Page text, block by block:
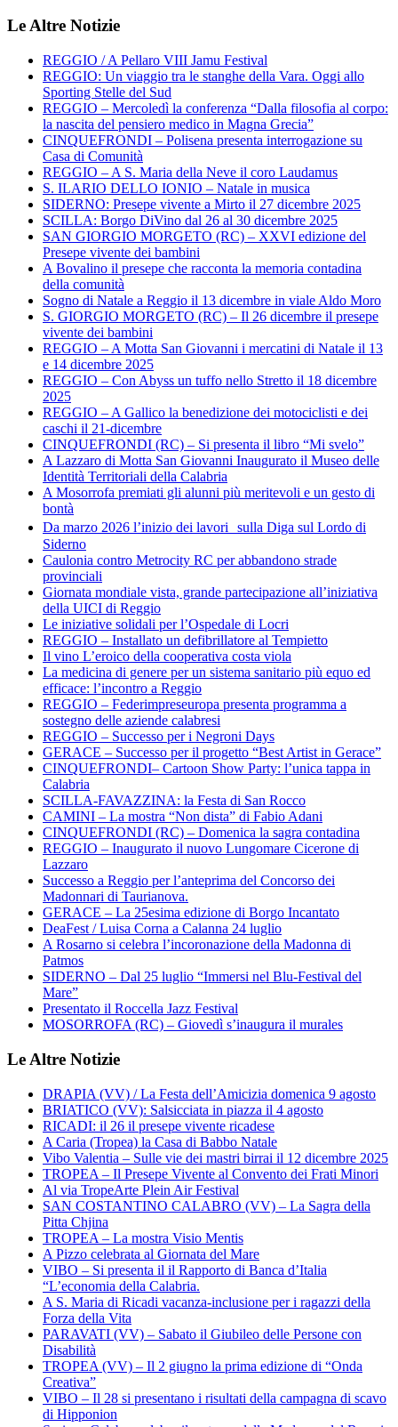
Le Altre Notizie
REGGIO / A Pellaro VIII Jamu Festival
REGGIO: Un viaggio tra le stanghe della Vara. Oggi allo
Sporting Stelle del Sud
REGGIO – Mercoledì la conferenza “Dalla filosofia al corpo:
la nascita del pensiero medico in Magna Grecia”
CINQUEFRONDI – Polisena presenta interrogazione su
Casa di Comunità
REGGIO – A S. Maria della Neve il coro Laudamus
S. ILARIO DELLO IONIO – Natale in musica
SIDERNO: Presepe vivente a Mirto il 27 dicembre 2025
SCILLA: Borgo DiVino dal 26 al 30 dicembre 2025
SAN GIORGIO MORGETO (RC) – XXVI edizione del
Presepe vivente dei bambini
A Bovalino il presepe che racconta la memoria contadina
della comunità
Sogno di Natale a Reggio il 13 dicembre in viale Aldo Moro
S. GIORGIO MORGETO (RC) – Il 26 dicembre il presepe
vivente dei bambini
REGGIO – A Motta San Giovanni i mercatini di Natale il 13
e 14 dicembre 2025
REGGIO – Con Abyss un tuffo nello Stretto il 18 dicembre
2025
REGGIO – A Gallico la benedizione dei motociclisti e dei
caschi il 21-dicembre
CINQUEFRONDI (RC) – Si presenta il libro “Mi svelo”
A Lazzaro di Motta San Giovanni Inaugurato il Museo delle
Identità Territoriali della Calabria
A Mosorrofa premiati gli alunni più meritevoli e un gesto di
bontà
Da marzo 2026 l’inizio dei lavori sulla Diga sul Lordo di
Siderno
Caulonia contro Metrocity RC per abbandono strade
provinciali
Giornata mondiale vista, grande partecipazione all’iniziativa
della UICI di Reggio
Le iniziative solidali per l’Ospedale di Locri
REGGIO – Installato un defibrillatore al Tempietto
Il vino L’eroico della cooperativa costa viola
La medicina di genere per un sistema sanitario più equo ed
efficace: l’incontro a Reggio
REGGIO – Federimpreseuropa presenta programma a
sostegno delle aziende calabresi
REGGIO – Successo per i Negroni Days
GERACE – Successo per il progetto “Best Artist in Gerace”
CINQUEFRONDI– Cartoon Show Party: l’unica tappa in
Calabria
SCILLA-FAVAZZINA: la Festa di San Rocco
CAMINI – La mostra “Non dista” di Fabio Adani
CINQUEFRONDI (RC) – Domenica la sagra contadina
REGGIO – Inaugurato il nuovo Lungomare Cicerone di
Lazzaro
Successo a Reggio per l’anteprima del Concorso dei
Madonnari di Taurianova.
GERACE – La 25esima edizione di Borgo Incantato
DeaFest / Luisa Corna a Calanna 24 luglio
A Rosarno si celebra l’incoronazione della Madonna di
Patmos
SIDERNO – Dal 25 luglio “Immersi nel Blu-Festival del
Mare”
Presentato il Roccella Jazz Festival
MOSORROFA (RC) – Giovedì s’inaugura il murales
Le Altre Notizie
DRAPIA (VV) / La Festa dell’Amicizia domenica 9 agosto
BRIATICO (VV): Salsicciata in piazza il 4 agosto
RICADI: il 26 il presepe vivente ricadese
A Caria (Tropea) la Casa di Babbo Natale
Vibo Valentia – Sulle vie dei mastri birrai il 12 dicembre 2025
TROPEA – Il Presepe Vivente al Convento dei Frati Minori
Al via TropeArte Plein Air Festival
SAN COSTANTINO CALABRO (VV) – La Sagra della
Pitta Chjina
TROPEA – La mostra Visio Mentis
A Pizzo celebrata al Giornata del Mare
VIBO – Si presenta il il Rapporto di Banca d’Italia
“L’economia della Calabria.
A S. Maria di Ricadi vacanza-inclusione per i ragazzi della
Forza della Vita
PARAVATI (VV) – Sabato il Giubileo delle Persone con
Disabilità
TROPEA (VV) – Il 2 giugno la prima edizione di “Onda
Creativa”
VIBO – Il 28 si presentano i risultati della campagna di scavo
di Hipponion